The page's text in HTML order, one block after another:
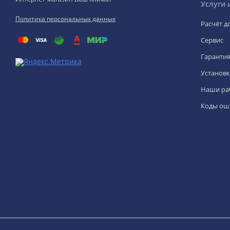
Политика персональных данных
Услуги
Расчёт
Сервис
Гарантия
Наши
Коды